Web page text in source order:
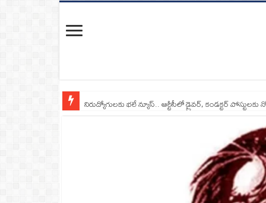
నిరుద్యోగులకు భలే న్యూస్.. ఆర్టీసీలో డ్రైవర్, కండక్టర్‌